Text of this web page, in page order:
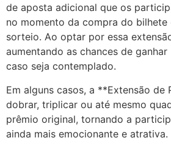
de aposta adicional que os
no momento da compra do
sorteio. Ao optar por essa
aumentando as chances de
caso seja contemplado.
Em alguns casos, a **Extensão de
dobrar, triplicar ou até mesmo
prêmio original, tornando a
ainda mais emocionante e atrativa.